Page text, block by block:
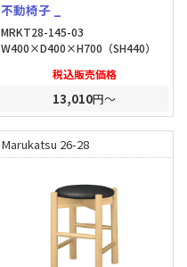
不動椅子 _
MRKT28-145-03
W400×D400×H700（SH440）
税込販売価格
13,010円～
Marukatsu 26-28